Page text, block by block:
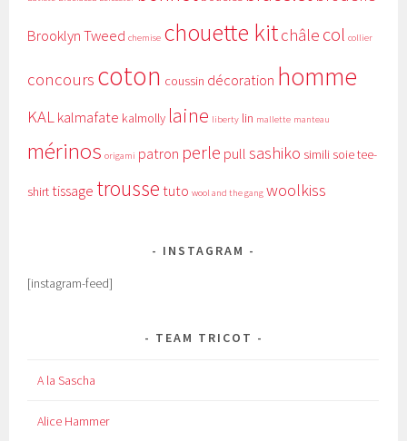
Brooklyn Tweed chemise chouette kitchâle col collier
concours coton coussin décoration homme
KALkalmafate kalmolly laine liberty lin mallette manteau
mérinos origami patron perle pull sashiko simili soietee-
shirt tissage trousse tuto wool and the gang woolkiss
INSTAGRAM
[instagram-feed]
TEAM TRICOT
A la Sascha
Alice Hammer